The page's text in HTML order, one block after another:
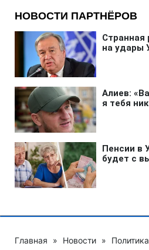
Главная » Новости » Политика